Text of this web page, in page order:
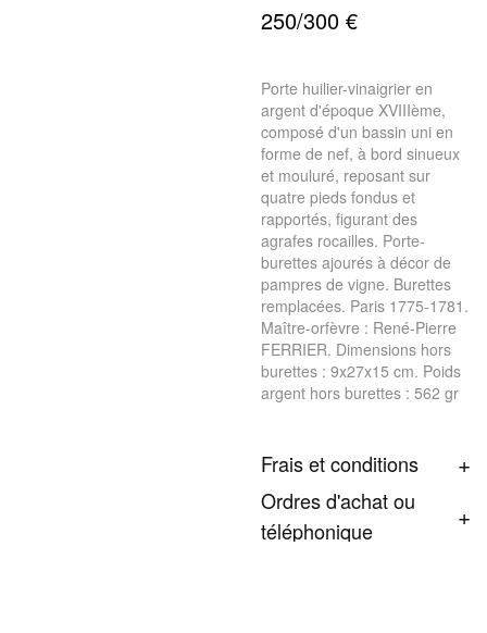
250/300 €
Porte huilier-vinaigrier en
argent d'époque XVIIIème,
composé d'un bassin uni en
forme de nef, à bord sinueux
et mouluré, reposant sur
quatre pieds fondus et
rapportés, figurant des
agrafes rocailles. Porte-
burettes ajourés à décor de
pampres de vigne. Burettes
remplacées. Paris 1775-1781.
Maître-orfèvre : René-Pierre
FERRIER. Dimensions hors
burettes : 9x27x15 cm. Poids
argent hors burettes : 562 gr
Frais et conditions
Ordres d'achat ou
téléphonique